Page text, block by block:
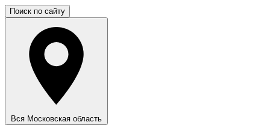
Поиск по сайту
Вся Московская область